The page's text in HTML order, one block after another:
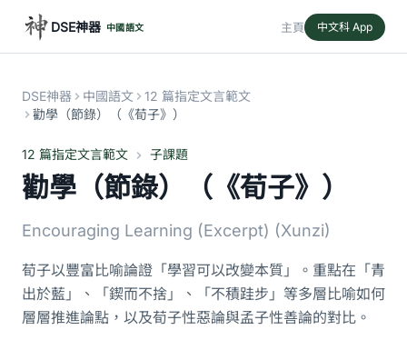
DSE神器 中國語文 主頁 中文科 App
DSE神器 中國語文
12 篇指定文言範文
勸學（節錄）（《荀子》）
12 篇指定文言範文 子課題
勸學（節錄）（《荀子》）
Encouraging Learning (Excerpt) (Xunzi)
荀子以豐富比喻論證「學習可以改變本質」。重點在「青
出於藍」、「鍥而不捨」、「不積跬步」等多層比喻如何
層層推進論點，以及荀子性惡論與孟子性善論的對比。